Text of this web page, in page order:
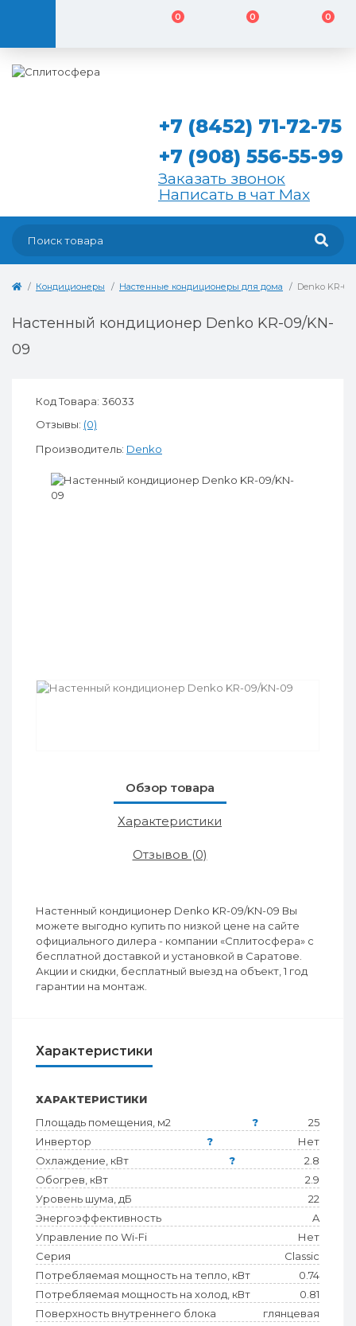
0 0 0
+7 (8452) 71-72-75
+7 (908) 556-55-99
Заказать звонок
Написать в чат Max
Кондиционеры Настенные кондиционеры для дома Denko KR-
Настенный кондиционер Denko KR-09/KN-
09
Код Товара: 36033
Отзывы: (0)
Производитель: Denko
Обзор товара
Характеристики
Отзывов (0)
Настенный кондиционер Denko KR-09/KN-09 Вы
можете выгодно купить по низкой цене на сайте
официального дилера - компании «Сплитосфера» с
бесплатной доставкой и установкой в Саратове.
Акции и скидки, бесплатный выезд на объект, 1 год
гарантии на монтаж.
Характеристики
ХАРАКТЕРИСТИКИ
Площадь помещения, м2
?
25
Инвертор
?
Нет
Охлаждение, кВт
?
2.8
Обогрев, кВт
2.9
Уровень шума, дБ
22
Энергоэффективность
A
Управление по Wi-Fi
Нет
Серия
Classic
Потребляемая мощность на тепло, кВт
0.74
Потребляемая мощность на холод, кВт
0.81
Поверхность внутреннего блока
глянцевая